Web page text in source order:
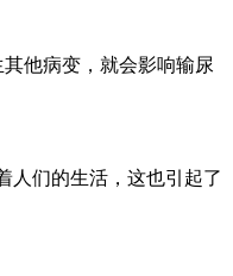
他病变，就会影响输尿
人们的生活，这也引起了